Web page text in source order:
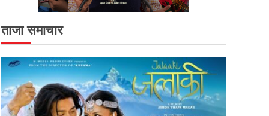
ताजा समाचार